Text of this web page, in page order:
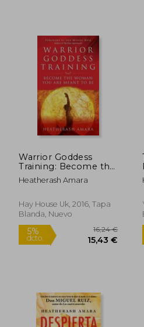
5%
Warrior Goddess
Training: Become the
Woman you are
Meant to be (en
Heatherash Amara
Hay House Uk, 2016, Tapa
Blanda, Nuevo